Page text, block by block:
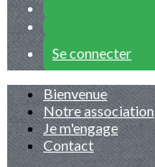
Se connecter
Bienvenue
Notre association
Je m'engage
Contact